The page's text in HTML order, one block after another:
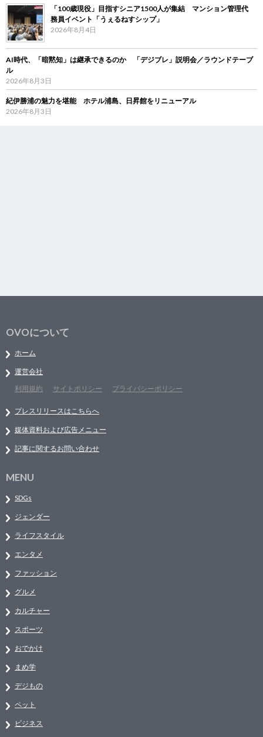
「100歳現役」目指すシニア1500人が集結 マンション管理代
務員イベント「うぇるねすシップ」
2026年8月4日
AI時代、「暗黙知」は継承できるのか 「デジブレ」説明会／ラウンドテーブ
ル
2026年8月3日
紀伊勝浦の魅力を堪能 ホテル浦島、日昇館をリニューアル
2026年8月3日
OVOについて
ホーム
運営会社
利用規約
サイトポリシー プライバシーポリシー
プレスリリースはこちらへ
媒体資料および広告メニュー
記事に関するお問い合わせ
MENU
SDGs
ジェンダー
ライフスタイル
エンタメ
ファッション
グルメ
カルチャー
スポーツ
おでかけ
まめ学
デジもの
ペット
ビジネス